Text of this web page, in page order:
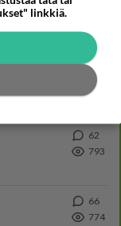
60
800
62
793
66
774
linkkiä.